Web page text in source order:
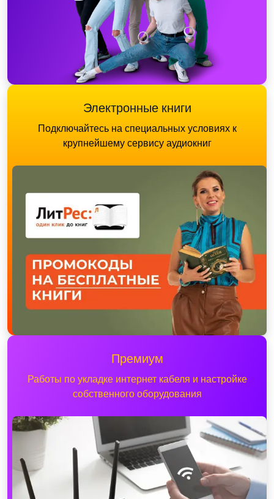
Электронные книги
Подключайтесь на специальных условиях к
крупнейшему сервису аудиокниг
Премиум
Работы по укладке интернет кабеля и настройке
собственного оборудования